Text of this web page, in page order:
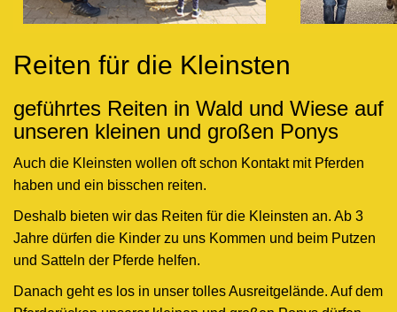
Reiten für die Kleinsten
geführtes Reiten in Wald und Wiese auf
unseren kleinen und großen Ponys
Auch die Kleinsten wollen oft schon Kontakt mit Pferden
haben und ein bisschen reiten.
Deshalb bieten wir das Reiten für die Kleinsten an. Ab 3
Jahre dürfen die Kinder zu uns Kommen und beim Putzen
und Satteln der Pferde helfen.
Danach geht es los in unser tolles Ausreitgelände. Auf dem